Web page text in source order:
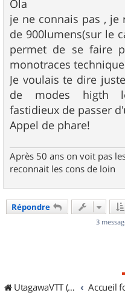
s
a
g
e
Ola
je ne connais pas , je
de 900lumens(sur le
permet de se faire
monotraces
Je voulais te dire
de modes higth
fastidieux de passer
Appel de phare!
Après 50 ans on voit pas
reconnait les cons de loin
Répondre
3
UtagawaVTT (Randos VTT et VTTAE avec traces GPS) Accueil